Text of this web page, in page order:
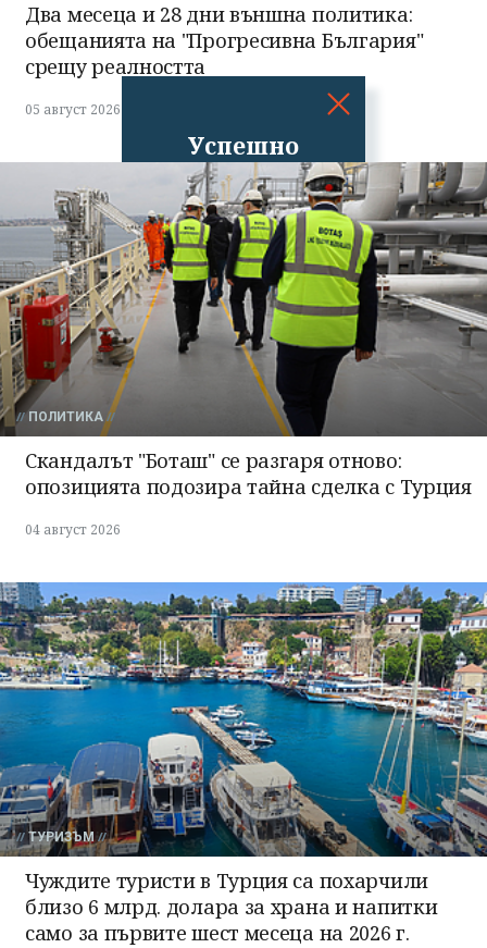
Успешно
излязохте от
профила си!
Два месеца и 28 дни външна политика:
обещанията на "Прогресивна България"
срещу реалността
05 август 2026
ПОЛИТИКА
Скандалът "Боташ" се разгаря отново:
опозицията подозира тайна сделка с Турция
04 август 2026
ТУРИЗЪМ
Чуждите туристи в Турция са похарчили
близо 6 млрд. долара за храна и напитки
само за първите шест месеца на 2026 г.